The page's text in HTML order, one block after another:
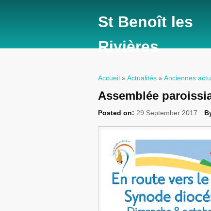
St Benoît les
Rivières
Vous êtes ici
Accueil » Actualités » Anciennes
Assemblée
Posted on: 29 September 2017